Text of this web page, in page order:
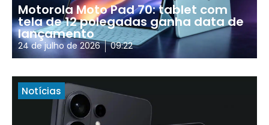
Motorola Moto Pad 70: tablet com
tela de 12 polegadas ganha data de
lançamento
24 de julho de 2026 09:22
Notícias